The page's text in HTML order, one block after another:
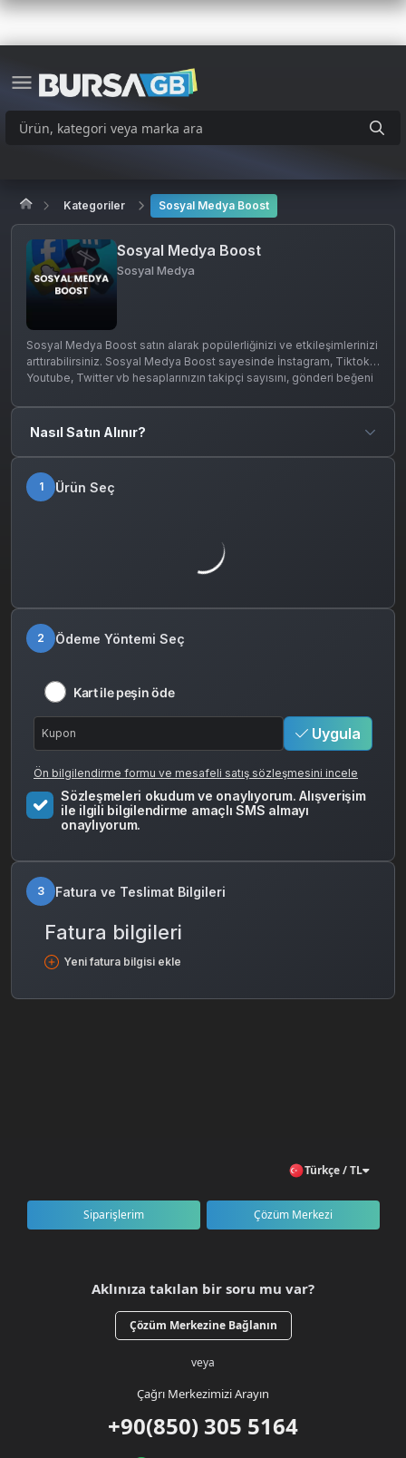
Kategoriler Sosyal Medya Boost
Sosyal Medya Boost
Sosyal Medya
Sosyal Medya Boost satın alarak popülerliğinizi ve etkileşimlerinizi
arttırabilirsiniz. Sosyal Medya Boost sayesinde İnstagram, Tiktok,
Youtube, Twitter vb hesaplarınızın takipçi sayısını, gönderi beğeni
paylaşmanız yeterlidir.
Nasıl Satın Alınır?
1 Ürün Seç
2 Ödeme Yöntemi Seç
Kart ile peşin öde
Uygula
Ön bilgilendirme formu ve mesafeli satış sözleşmesini incele
Sözleşmeleri okudum ve onaylıyorum. Alışverişim
ile ilgili bilgilendirme amaçlı SMS almayı
onaylıyorum.
3 Fatura ve Teslimat Bilgileri
Fatura bilgileri
Yeni fatura bilgisi ekle
Türkçe / TL
Siparişlerim Çözüm Merkezi
Aklınıza takılan bir soru mu var?
Çözüm Merkezine Bağlanın
veya
Çağrı Merkezimizi Arayın
+90(850) 305 5164